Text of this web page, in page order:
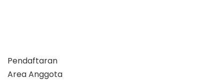
Pendaftaran
Area Anggota